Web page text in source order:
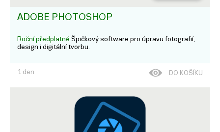
ADOBE PHOTOSHOP
Roční předplatné Špičkový software pro úpravu fotografií,
design i digitální tvorbu.
1 den DO KOŠÍKU